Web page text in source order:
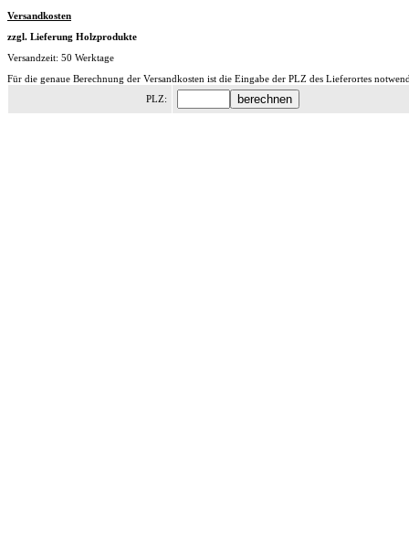
Versandkosten
zzgl. Lieferung Holzprodukte
Versandzeit: 50 Werktage
Für die genaue Berechnung der Versandkosten ist die Eingabe der PLZ des Lieferortes
PLZ: